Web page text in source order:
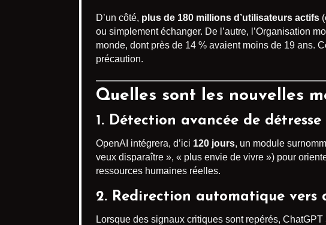
D’un côté, plus de 180 millions d’utilisateurs actifs
ou simplement échanger. De l’autre, l’Organisation
monde, dont près de 14 % avaient moins de 19 ans.
précaution.
Quelles sont les nouvelles
1. Détection avancée de
OpenAI intégrera, d’ici 120 jours, un module
veux disparaître », « plus envie de vivre ») pour
ressources humaines réelles.
2. Redirection automatique vers
Lorsque des signaux critiques sont repérés,